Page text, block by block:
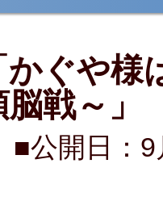
ぐや様
戦～」
■公開日：